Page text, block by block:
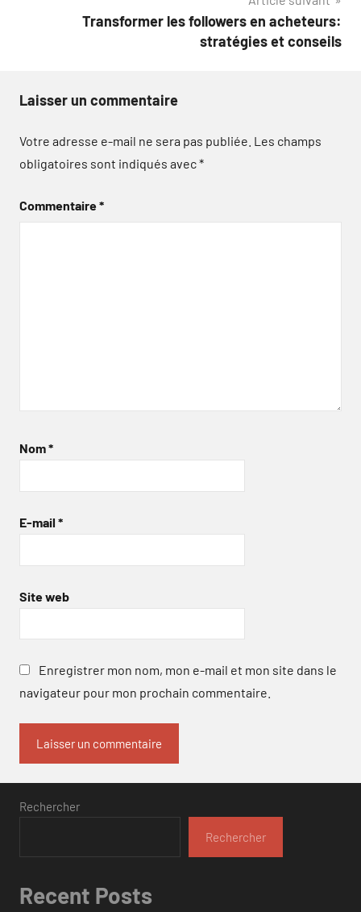
Transformer les followers en acheteurs:
stratégies et conseils
Laisser un commentaire
Votre adresse e-mail ne sera pas publiée. Les champs
obligatoires sont indiqués avec*
Commentaire*
Nom*
E-mail *
Site web
Enregistrer mon nom, mon e-mail et mon site dans le
navigateur pour mon prochain commentaire.
Rechercher
Rechercher
Recent Posts